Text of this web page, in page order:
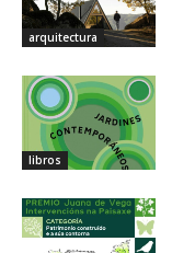
arquitectura
libros